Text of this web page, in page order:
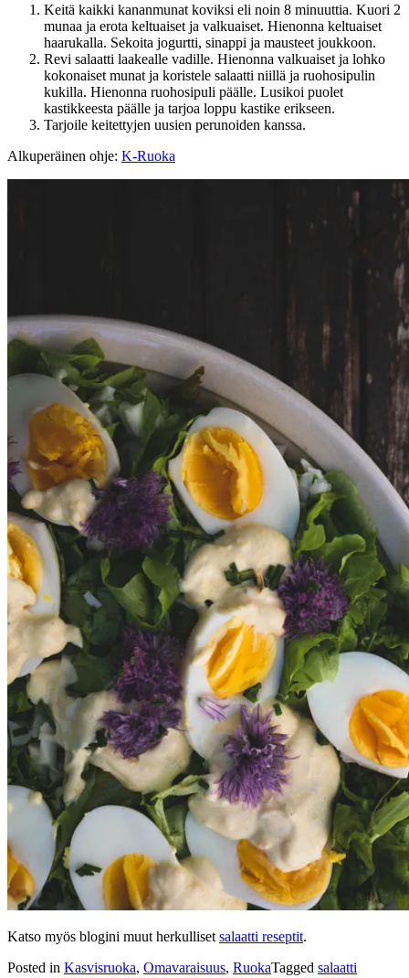
Keitä kaikki kananmunat koviksi eli noin 8 minuuttia. Kuori 2
munaa ja erota keltuaiset ja valkuaiset. Hienonna keltuaiset
haarukalla. Sekoita jogurtti, sinappi ja mausteet joukkoon.
Revi salaatti laakealle vadille. Hienonna valkuaiset ja lohko
kokonaiset munat ja koristele salaatti niillä ja ruohosipulin
kukilla. Hienonna ruohosipuli päälle. Lusikoi puolet
kastikkeesta päälle ja tarjoa loppu kastike erikseen.
Tarjoile keitettyjen uusien perunoiden kanssa.
Alkuperäinen ohje: K-Ruoka
Katso myös blogini muut herkulliset salaatti reseptit.
Posted in Kasvisruoka, Omavaraisuus, RuokaTagged salaatti